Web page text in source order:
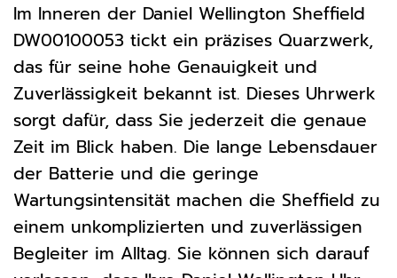
Im Inneren der Daniel Wellington Sheffield
DW00100053 tickt ein präzises Quarzwerk,
das für seine hohe Genauigkeit und
Zuverlässigkeit bekannt ist. Dieses Uhrwerk
sorgt dafür, dass Sie jederzeit die genaue
Zeit im Blick haben. Die lange Lebensdauer
der Batterie und die geringe
Wartungsintensität machen die Sheffield zu
einem unkomplizierten und zuverlässigen
Begleiter im Alltag. Sie können sich darauf